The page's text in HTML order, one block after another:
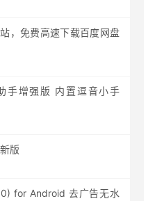
，免费高速下载百度网盘
手增强版 内置逗音小手
版
for Android 去广告无水